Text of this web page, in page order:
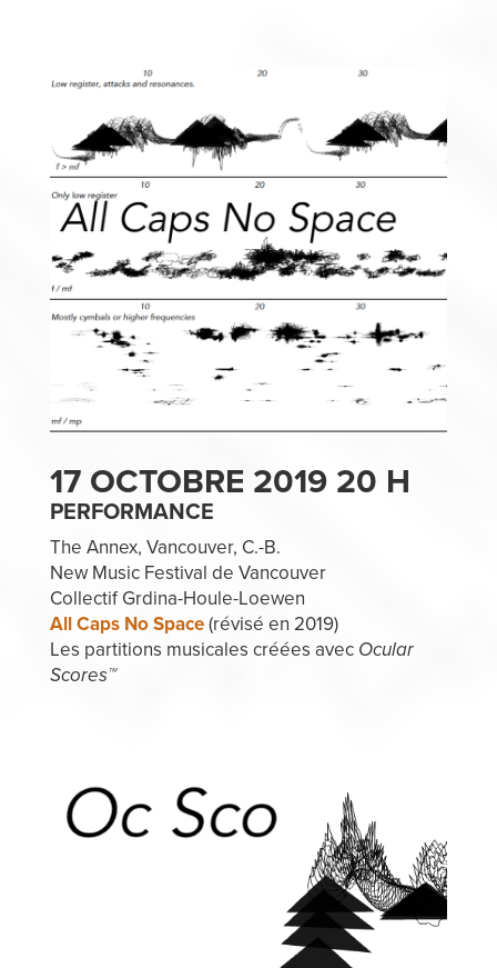
17 OCTOBRE 2019 20 H
PERFORMANCE
The Annex, Vancouver, C.-B.
New Music Festival de Vancouver
Collectif Grdina-Houle-Loewen
All Caps No Space(révisé en 2019)
Les partitions musicales créées avec Ocular
Scores™